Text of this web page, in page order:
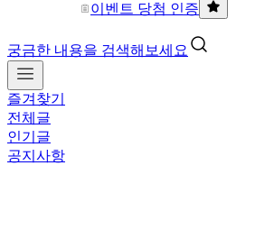
이벤트 당첨 인증
궁금한 내용을 검색해보세요
즐겨찾기
전체글
인기글
공지사항